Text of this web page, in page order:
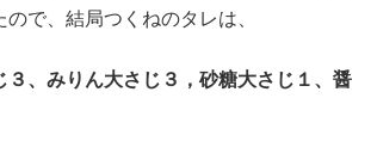
で、結局つくねのタレは、
、みりん大さじ３，砂糖大さじ１、醤